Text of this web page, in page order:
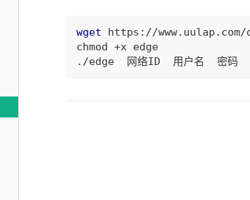
wget https://
chmod +x edge
./edge  网络ID  用户名  密码